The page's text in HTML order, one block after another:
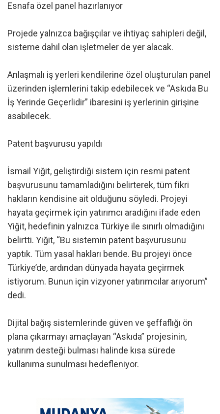
Esnafa özel panel hazırlanıyor
Projede yalnızca bağışçılar ve ihtiyaç sahipleri değil,
sisteme dahil olan işletmeler de yer alacak.
Anlaşmalı iş yerleri kendilerine özel oluşturulan panel
üzerinden işlemlerini takip edebilecek ve “Askıda Bu
İş Yerinde Geçerlidir” ibaresini iş yerlerinin girişine
asabilecek.
Patent başvurusu yapıldı
İsmail Yiğit, geliştirdiği sistem için resmi patent
başvurusunu tamamladığını belirterek, tüm fikri
hakların kendisine ait olduğunu söyledi. Projeyi
hayata geçirmek için yatırımcı aradığını ifade eden
Yiğit, hedefinin yalnızca Türkiye ile sınırlı olmadığını
belirtti. Yiğit, “Bu sistemin patent başvurusunu
yaptık. Tüm yasal hakları bende. Bu projeyi önce
Türkiye’de, ardından dünyada hayata geçirmek
istiyorum. Bunun için vizyoner yatırımcılar arıyorum”
dedi.
Dijital bağış sistemlerinde güven ve şeffaflığı ön
plana çıkarmayı amaçlayan “Askıda” projesinin,
yatırım desteği bulması halinde kısa sürede
kullanıma sunulması hedefleniyor.